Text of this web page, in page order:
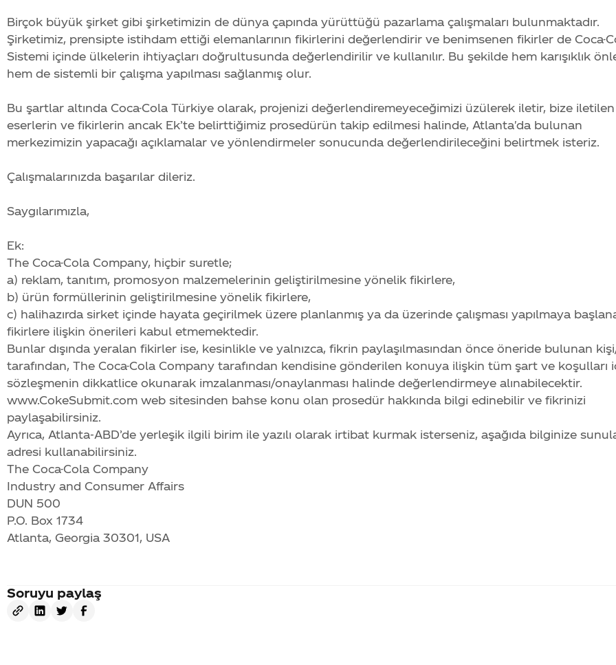
Birçok büyük şirket gibi şirketimizin de dünya çapında yürüttüğü pazarlama çalışmaları bulunmaktadır.
Şirketimiz, prensipte istihdam ettiği elemanlarının fikirlerini değerlendirir ve benimsenen fikirler de Coca-
Sistemi içinde ülkelerin ihtiyaçları doğrultusunda değerlendirilir ve kullanılır. Bu şekilde hem karışıklık
hem de sistemli bir çalışma yapılması sağlanmış olur.
Bu şartlar altında Coca-Cola Türkiye olarak, projenizi değerlendiremeyeceğimizi üzülerek iletir, bize
eserlerin ve fikirlerin ancak Ek’te belirttiğimiz prosedürün takip edilmesi halinde, Atlanta'da bulunan
merkezimizin yapacağı açıklamalar ve yönlendirmeler sonucunda değerlendirileceğini belirtmek isteriz.
Çalışmalarınızda başarılar dileriz.
Saygılarımızla,
Ek:
The Coca-Cola Company, hiçbir suretle;
a) reklam, tanıtım, promosyon malzemelerinin geliştirilmesine yönelik fikirlere,
b) ürün formüllerinin geliştirilmesine yönelik fikirlere,
c) halihazırda sirket içinde hayata geçirilmek üzere planlanmış ya da üzerinde çalışması yapılmaya
fikirlere ilişkin önerileri kabul etmemektedir.
Bunlar dışında yeralan fikirler ise, kesinlikle ve yalnızca, fikrin paylaşılmasından önce öneride bulunan
tarafından, The Coca-Cola Company tarafından kendisine gönderilen konuya ilişkin tüm şart ve koşulları
sözleşmenin dikkatlice okunarak imzalanması/onaylanması halinde değerlendirmeye alınabilecektir.
www.CokeSubmit.com web sitesinden bahse konu olan prosedür hakkında bilgi edinebilir ve fikrinizi
paylaşabilirsiniz.
Ayrıca, Atlanta-ABD’de yerleşik ilgili birim ile yazılı olarak irtibat kurmak isterseniz, aşağıda bilginize
adresi kullanabilirsiniz.
The Coca-Cola Company
Industry and Consumer Affairs
DUN 500
P.O. Box 1734
Atlanta, Georgia 30301, USA
Soruyu paylaş